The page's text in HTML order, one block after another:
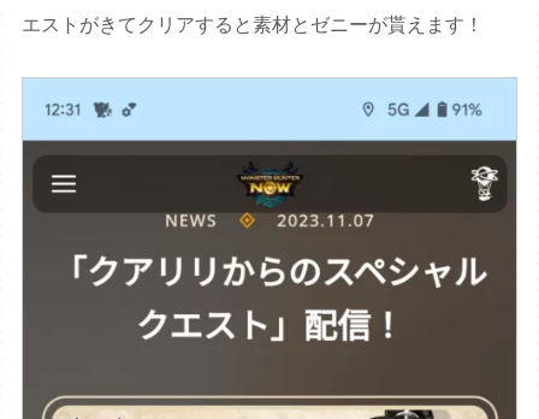
エストがきてクリアすると素材とゼニーが貰えます！